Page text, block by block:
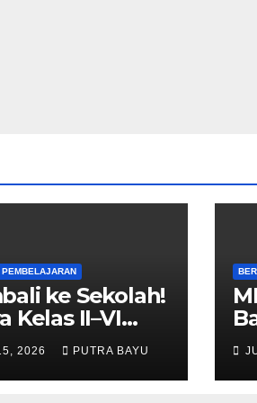
PEMBELAJARAN
ke Sekolah!
Kelas II–VI
Tahun Ajaran
2026 PUTRA BAYU